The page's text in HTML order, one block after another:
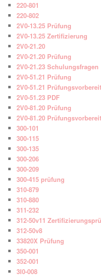
220-801
220-802
2V0-13.25 Prüfung
2V0-13.25 Zertifizierung
2V0-21.20
2V0-21.20 Prüfung
2V0-21.23 Schulungsfragen
2V0-51.21 Prüfung
2V0-51.21
2V0-51.23 PDF
2V0-81.20 Prüfung
2V0-81.20
300-101
300-115
300-135
300-206
300-209
300-415 prüfung
310-879
310-880
311-232
312-50v11
312-50v8
33820X Prüfung
350-001
352-001
3I0-008